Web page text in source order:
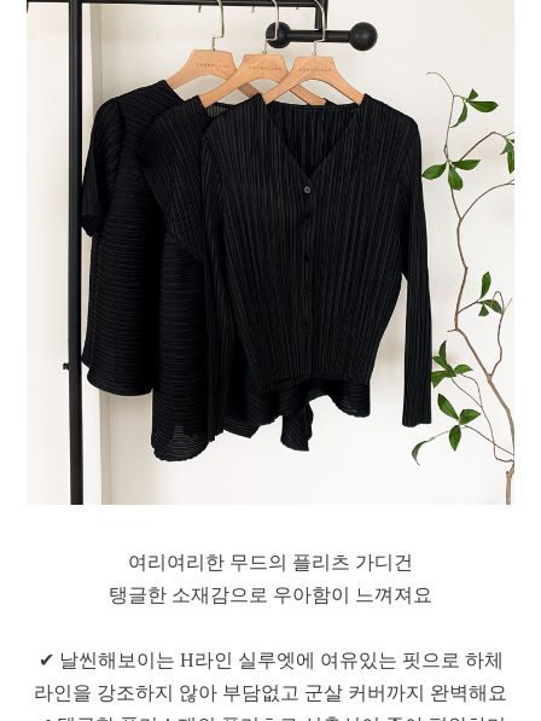
여리여리한 무드의 플리츠 가디건
탱글한 소재감으로 우아함이 느껴져요
✔ 날씬해보이는 H라인 실루엣에 여유있는 핏으로 하체
라인을 강조하지 않아 부담없고 군살 커버까지 완벽해요